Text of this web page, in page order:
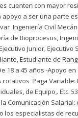
cuenten con mayor
apoyo a ser una parte
Ingeniería Civil
de Bioprocesos,
Junior, Ejecutivo
Estudiante de
18 a 45 años -Apoyo
rotativos Paga Variable:
de Equipo,. Etc.
Comunicación Salarial:
los especialistas de